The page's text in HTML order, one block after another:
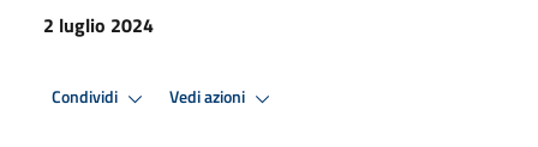
2 luglio 2024
Condividi Vedi azioni